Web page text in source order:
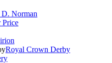
Norman
Price
Royal Crown Derby